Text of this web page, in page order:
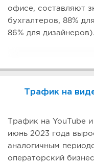
офисе, составляют
бухгалтеров, 88%
86% для дизайнеров).
Трафик на
Трафик на YouTube
июнь 2023 года
аналогичным
операторский